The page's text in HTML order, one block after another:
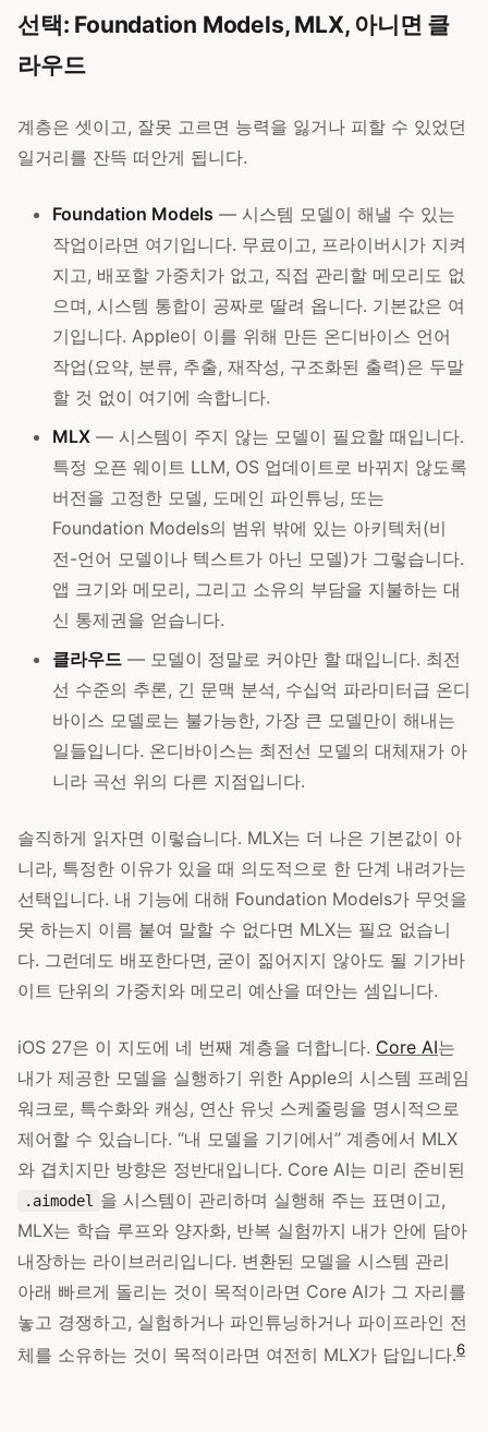
선택: Foundation Models, MLX, 아니면 클
라우드
계층은 셋이고, 잘못 고르면 능력을 잃거나 피할 수 있었던
일거리를 잔뜩 떠안게 됩니다.
Foundation Models — 시스템 모델이 해낼 수 있는
작업이라면 여기입니다. 무료이고, 프라이버시가 지켜
지고, 배포할 가중치가 없고, 직접 관리할 메모리도 없
으며, 시스템 통합이 공짜로 딸려 옵니다. 기본값은 여
기입니다. Apple이 이를 위해 만든 온디바이스 언어
작업(요약, 분류, 추출, 재작성, 구조화된 출력)은 두말
할 것 없이 여기에 속합니다.
MLX — 시스템이 주지 않는 모델이 필요할 때입니다.
특정 오픈 웨이트 LLM, OS 업데이트로 바뀌지 않도록
버전을 고정한 모델, 도메인 파인튜닝, 또는
Foundation Models의 범위 밖에 있는 아키텍처(비
전-언어 모델이나 텍스트가 아닌 모델)가 그렇습니다.
앱 크기와 메모리, 그리고 소유의 부담을 지불하는 대
신 통제권을 얻습니다.
클라우드 — 모델이 정말로 커야만 할 때입니다. 최전
선 수준의 추론, 긴 문맥 분석, 수십억 파라미터급 온디
바이스 모델로는 불가능한, 가장 큰 모델만이 해내는
일들입니다. 온디바이스는 최전선 모델의 대체재가 아
니라 곡선 위의 다른 지점입니다.
솔직하게 읽자면 이렇습니다. MLX는 더 나은 기본값이 아
니라, 특정한 이유가 있을 때 의도적으로 한 단계 내려가는
선택입니다. 내 기능에 대해 Foundation Models가 무엇을
못 하는지 이름 붙여 말할 수 없다면 MLX는 필요 없습니
다. 그런데도 배포한다면, 굳이 짊어지지 않아도 될 기가바
이트 단위의 가중치와 메모리 예산을 떠안는 셈입니다.
iOS 27은 이 지도에 네 번째 계층을 더합니다. Core AI는
내가 제공한 모델을 실행하기 위한 Apple의 시스템 프레임
워크로, 특수화와 캐싱, 연산 유닛 스케줄링을 명시적으로
제어할 수 있습니다. “내 모델을 기기에서” 계층에서 MLX
와 겹치지만 방향은 정반대입니다. Core AI는 미리 준비된
.aimodel 을 시스템이 관리하며 실행해 주는 표면이고,
MLX는 학습 루프와 양자화, 반복 실험까지 내가 안에 담아
내장하는 라이브러리입니다. 변환된 모델을 시스템 관리
아래 빠르게 돌리는 것이 목적이라면 Core AI가 그 자리를
놓고 경쟁하고, 실험하거나 파인튜닝하거나 파이프라인 전
체를 소유하는 것이 목적이라면 여전히 MLX가 답입니다.6